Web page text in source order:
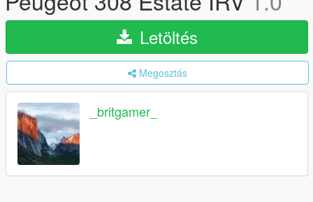
Letöltés
Megosztás
_britgamer_